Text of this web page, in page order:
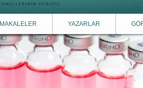
MAKALELER YAZARLAR